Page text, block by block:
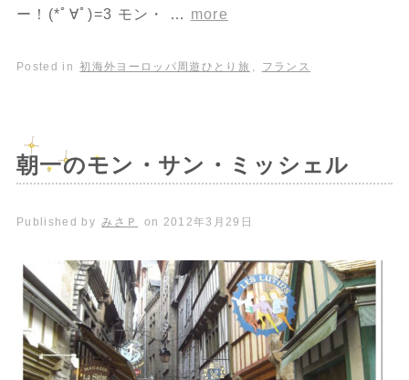
ー！(*ﾟ∀ﾟ)=3 モン・ … more
Posted in 初海外ヨーロッパ周遊ひとり旅 , フランス
朝一のモン・サン・ミッシェル
Published by みさＰ on 2012年3月29日